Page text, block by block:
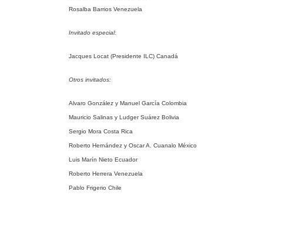
Rosalba Barrios Venezuela
Invitado especial:
Jacques Locat (Presidente ILC) Canadá
Otros invitados:
Alvaro González y Manuel García Colombia
Mauricio Salinas y Ludger Suárez Bolivia
Sergio Mora Costa Rica
Roberto Hernández y Oscar A. Cuanalo México
Luis Marín Nieto Ecuador
Roberto Herrera Venezuela
Pablo Frigerio Chile